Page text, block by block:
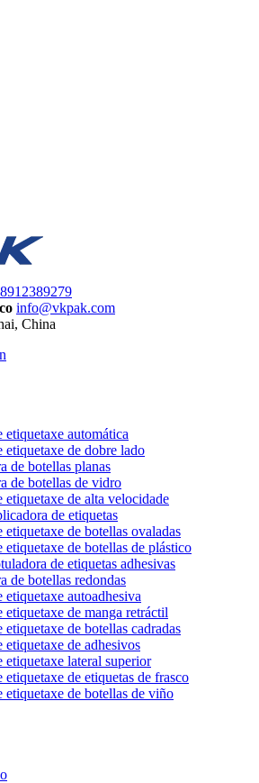
info@vkpak.com
China
etiquetaxe automática
etiquetaxe de dobre lado
de botellas planas
de botellas de vidro
etiquetaxe de alta velocidade
de etiquetas
etiquetaxe de botellas ovaladas
etiquetaxe de botellas de plástico
de etiquetas adhesivas
de botellas redondas
etiquetaxe autoadhesiva
etiquetaxe de manga retráctil
etiquetaxe de botellas cadradas
etiquetaxe de adhesivos
etiquetaxe lateral superior
etiquetaxe de etiquetas de frasco
etiquetaxe de botellas de viño